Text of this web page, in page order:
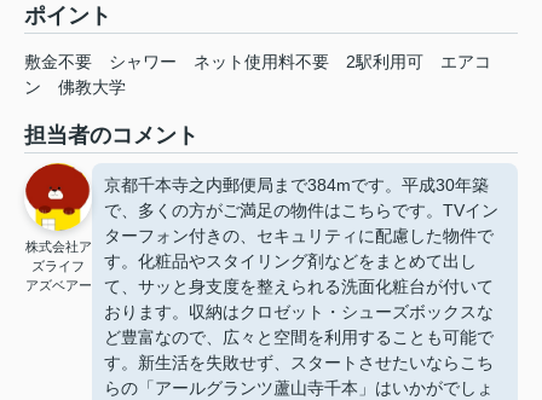
ポイント
敷金不要 シャワー ネット使用料不要 2駅利用可
エアコ
ン
佛教大学
担当者のコメント
株式会社ア
ズライフ
アズベアー
京都千本寺之内郵便局まで384mです。平成30年築
で、多くの方がご満足の物件はこちらです。TVイン
ターフォン付きの、セキュリティに配慮した物件で
す。化粧品やスタイリング剤などをまとめて出し
て、サッと身支度を整えられる洗面化粧台が付いて
おります。収納はクロゼット・シューズボックスな
ど豊富なので、広々と空間を利用することも可能で
す。新生活を失敗せず、スタートさせたいならこち
らの「アールグランツ蘆山寺千本」はいかがでしょ